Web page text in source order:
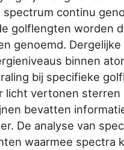
continu
golflengten worden
genoemd.
binnen
bij specifieke
licht vertonen
bevatten
De analyse van
waarmee spectra